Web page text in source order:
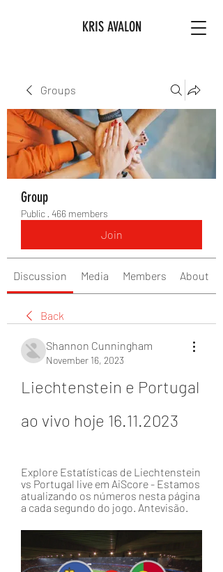
KRIS AVALON
Groups
Group
Public · 466 members
Join
Discussion Media Members About
Back
Shannon Cunningham
November 16, 2023
Liechtenstein e Portugal
ao vivo hoje 16.11.2023
Explore Estatísticas de Liechtenstein
vs Portugal live em AiScore - Estamos
atualizando os números nesta página
a cada segundo do jogo. Antevisão.